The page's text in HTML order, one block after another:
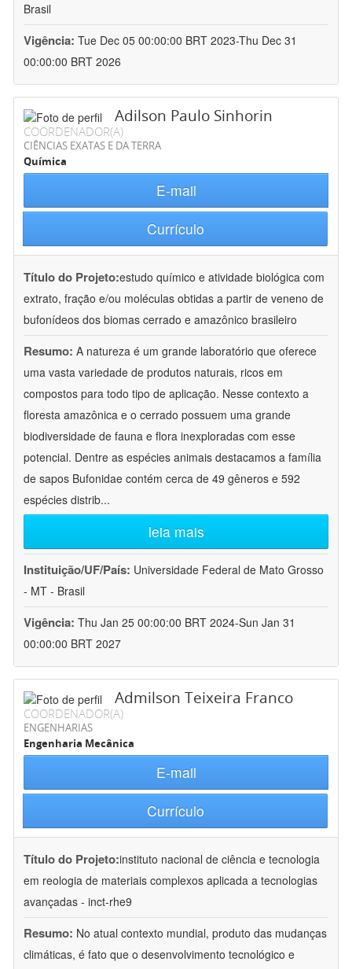
Brasil
Vigência: Tue Dec 05 00:00:00 BRT 2023-Thu Dec 31
00:00:00 BRT 2026
Adilson Paulo Sinhorin
COORDENADOR(A)
CIÊNCIAS EXATAS E DA TERRA
Química
E-mail
Currículo
Título do Projeto:estudo químico e atividade biológica com
extrato, fração e/ou moléculas obtidas a partir de veneno de
bufonídeos dos biomas cerrado e amazônico brasileiro
Resumo: A natureza é um grande laboratório que oferece
uma vasta variedade de produtos naturais, ricos em
compostos para todo tipo de aplicação. Nesse contexto a
floresta amazônica e o cerrado possuem uma grande
biodiversidade de fauna e flora inexploradas com esse
potencial. Dentre as espécies animais destacamos a família
de sapos Bufonidae contém cerca de 49 gêneros e 592
espécies distrib...
leia mais
Instituição/UF/País: Universidade Federal de Mato Grosso
- MT - Brasil
Vigência: Thu Jan 25 00:00:00 BRT 2024-Sun Jan 31
00:00:00 BRT 2027
Admilson Teixeira Franco
COORDENADOR(A)
ENGENHARIAS
Engenharia Mecânica
E-mail
Currículo
Título do Projeto:instituto nacional de ciência e tecnologia
em reologia de materiais complexos aplicada a tecnologias
avançadas - inct-rhe9
Resumo: No atual contexto mundial, produto das mudanças
climáticas, é fato que o desenvolvimento tecnológico e